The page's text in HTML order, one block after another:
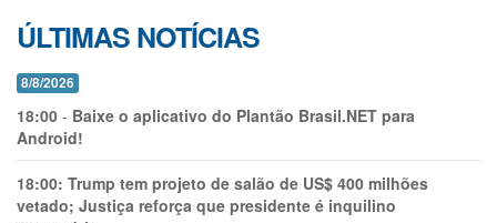
ÚLTIMAS NOTÍCIAS
8/8/2026
18:00 - Baixe o aplicativo do Plantão Brasil.NET para
Android!
18:00: Trump tem projeto de salão de US$ 400 milhões
vetado; Justiça reforça que presidente é inquilino